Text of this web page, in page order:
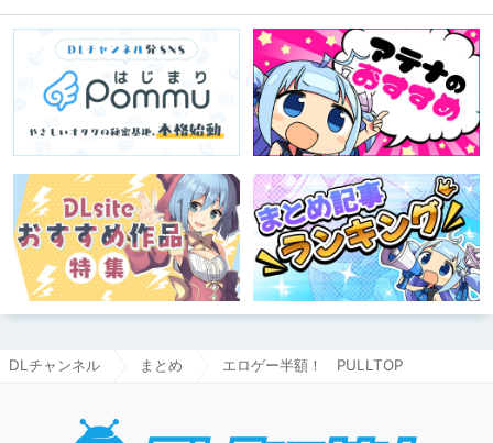
DLチャンネル まとめ エロゲー半額！ PULLTOP